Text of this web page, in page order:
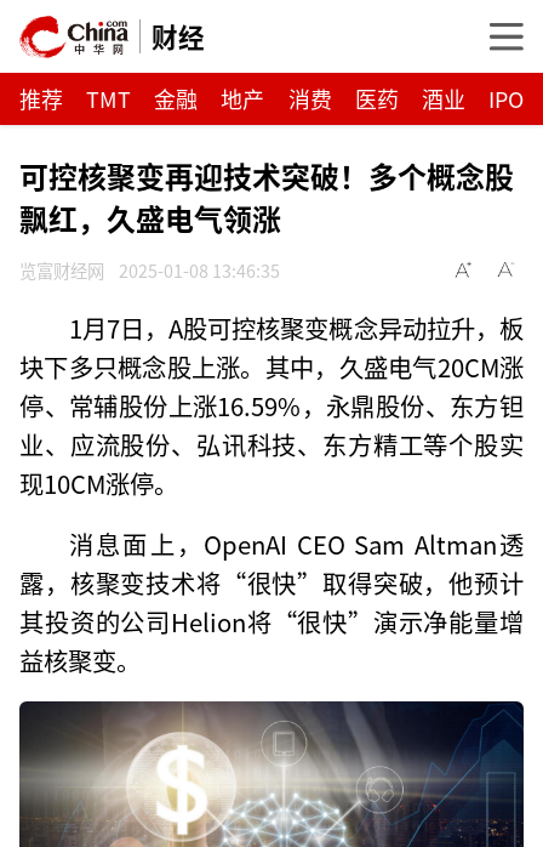
财经
推荐 TMT 金融 地产 消费 医药 酒业 IPO
可控核聚变再迎技术突破！多个概念股
飘红，久盛电气领涨
览富财经网 2025-01-08 13:46:35
1月7日，A股可控核聚变概念异动拉升，板
块下多只概念股上涨。其中，久盛电气20CM涨
停、常辅股份上涨16.59%，永鼎股份、东方钽
业、应流股份、弘讯科技、东方精工等个股实
现10CM涨停。
消息面上，OpenAI CEO Sam Altman透
露，核聚变技术将“很快”取得突破，他预计
其投资的公司Helion将“很快”演示净能量增
益核聚变。